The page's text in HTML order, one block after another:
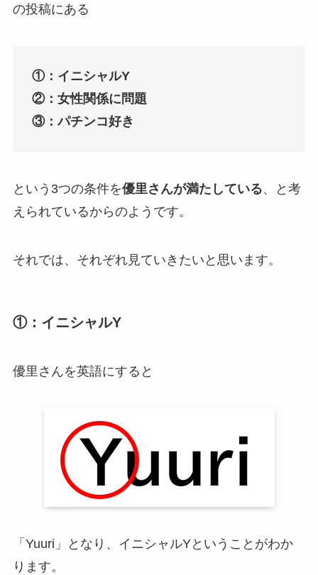
の投稿にある
①：イニシャルY
②：女性関係に問題
③：パチンコ好き
という3つの条件を優里さんが満たしている、と考
えられているからのようです。
それでは、それぞれ見ていきたいと思います。
①：イニシャルY
優里さんを英語にすると
「Yuuri」となり、イニシャルYということがわか
ります。